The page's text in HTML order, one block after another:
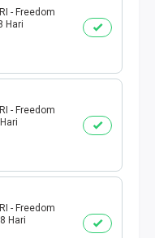
- Freedom
Hari
- Freedom
- Freedom
Hari